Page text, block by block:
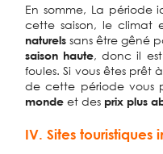
En somme, La période
cette saison, le climat
naturels sans être gêné
saison haute, donc il
foules. Si vous êtes
de cette période vous
monde et des prix plus
IV. Sites